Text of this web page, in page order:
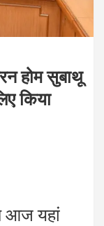
होम सुबाथू
किया
आज यहां